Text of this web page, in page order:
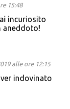
15:48
incuriosito
aneddoto!
alle ore 12:15
indovinato